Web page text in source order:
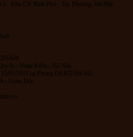
2 - Khu CN Bình Phú - Tây Phương- Hà Nội
- Hoàn Kiếm - Hà Nội
15/01/2018 tại Phòng ĐKKD Hà Nội
- Giám Đốc